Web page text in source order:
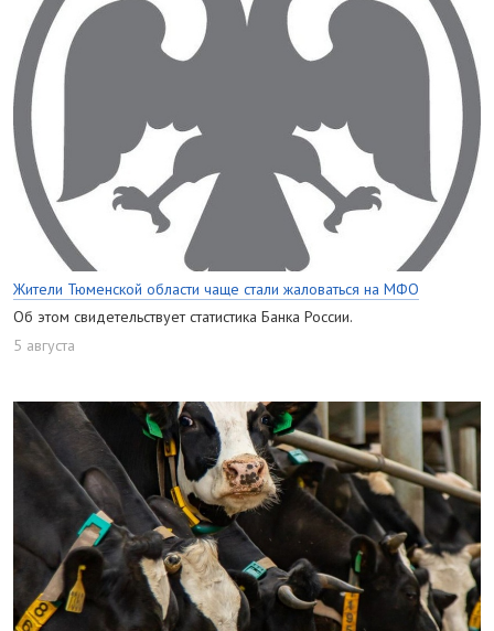
Жители Тюменской области чаще стали жаловаться на МФО
Об этом свидетельствует статистика Банка России.
5 августа